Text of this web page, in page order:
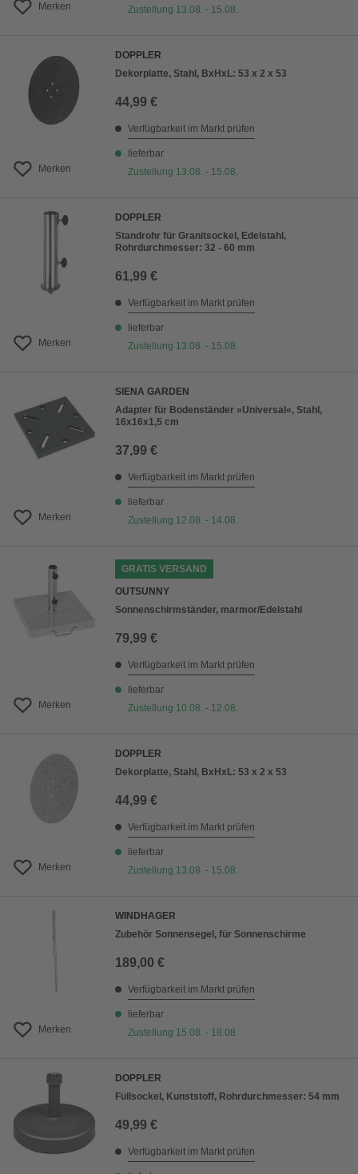
Merken
Zustellung 13.08. - 15.08.
Merken
DOPPLER
Dekorplatte, Stahl, BxHxL: 53 x 2 x 53
44,99 €
Verfügbarkeit im Markt prüfen
lieferbar
Zustellung 13.08. - 15.08.
Merken
DOPPLER
Standrohr für Granitsockel, Edelstahl,
Rohrdurchmesser: 32 - 60 mm
61,99 €
Verfügbarkeit im Markt prüfen
lieferbar
Zustellung 13.08. - 15.08.
Merken
SIENA GARDEN
Adapter für Bodenständer »Universal«, Stahl,
16x16x1,5 cm
37,99 €
Verfügbarkeit im Markt prüfen
lieferbar
Zustellung 12.08. - 14.08.
Merken
GRATIS VERSAND
OUTSUNNY
Sonnenschirmständer, marmor/Edelstahl
79,99 €
Verfügbarkeit im Markt prüfen
lieferbar
Zustellung 10.08. - 12.08.
Merken
DOPPLER
Dekorplatte, Stahl, BxHxL: 53 x 2 x 53
44,99 €
Verfügbarkeit im Markt prüfen
lieferbar
Zustellung 13.08. - 15.08.
Merken
WINDHAGER
Zubehör Sonnensegel, für Sonnenschirme
189,00 €
Verfügbarkeit im Markt prüfen
lieferbar
Zustellung 15.08. - 18.08.
DOPPLER
Füllsockel, Kunststoff, Rohrdurchmesser: 54 mm
49,99 €
Verfügbarkeit im Markt prüfen